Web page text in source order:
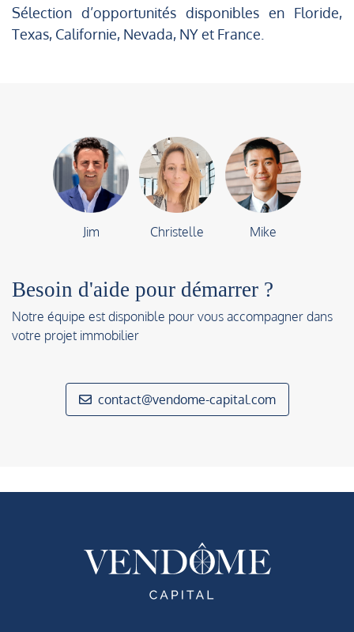
Sélection d’opportunités disponibles en Floride,
Texas, Californie, Nevada, NY et France.
Jim Christelle Mike
Besoin d'aide pour démarrer ?
Notre équipe est disponible pour vous accompagner dans
votre projet immobilier
contact@vendome-capital.com